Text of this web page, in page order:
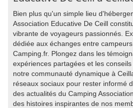
Bien plus qu'un simple lieu
Association Educative De Ceill
vibrante de voyageurs passionnés.
dédiée aux échanges entre
Camping.fr. Plongez dans les
expériences partagées et les
notre communauté dynamique à
réseaux sociaux pour rester informé
des actualités du Camping
des histoires inspirantes de nos